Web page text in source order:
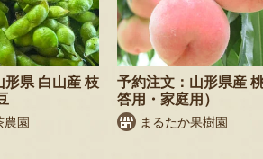
形県 白山産 枝
農園
予約注文：山形県産
答用・家庭用）
まるたか果樹園